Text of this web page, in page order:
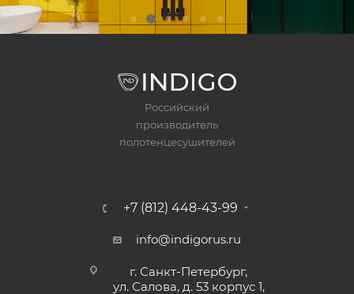
Российский
производитель
полотенцесушителей
+7 (812) 448-43-99
info@indigorus.ru
г. Санкт-Петербург,
ул. Салова, д. 53 корпус 1,